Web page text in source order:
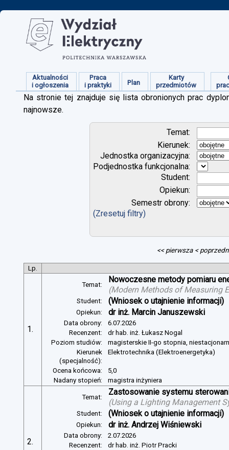
Aktualności
i ogłoszenia
Praca
i praktyki
Plan
Karty
przedmiotów
Na stronie tej znajduje się lista obronionych prac
najnowsze.
Temat:
Kierunek:
Jednostka organizacyjna:
Podjednostka funkcjonalna:
Student:
Opiekun:
Semestr obrony:
(Zresetuj filtry)
<< pierwsza <
Lp.
1.
Temat:
Nowoczesne metody pomiaru
(Modern Methods of Measuring
Student: (Wniosek o utajnienie informacji)
Opiekun: dr inż. Marcin Januszewski
Data obrony:
6.07.2026
Recenzent:
dr hab. inż. Łukasz Nogal
Poziom studiów:
magisterskie II-go stopnia,
Kierunek
(specjalność):
Elektrotechnika (Elektroenergetyka)
Ocena końcowa:
5,0
Nadany stopień:
magistra inżyniera
2.
Temat:
Zastosowanie systemu
(Using a Lighting Management
Student: (Wniosek o utajnienie informacji)
Opiekun: dr inż. Andrzej Wiśniewski
Data obrony:
2.07.2026
Recenzent:
dr hab. inż. Piotr Pracki